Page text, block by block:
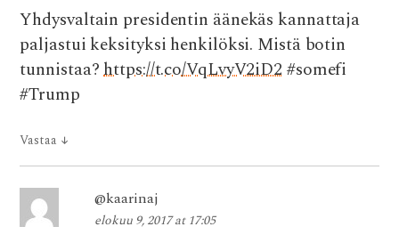
Yhdysvaltain presidentin äänekäs kannattaja
paljastui keksityksi henkilöksi. Mistä botin
tunnistaa?https://t.co/VqLvyV2iD2 #somefi
#Trump
Vastaa ↓
@kaarinaj
elokuu 9, 2017 at 17:05